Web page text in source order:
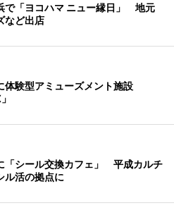
で「ヨコハマ ニュー縁日」 地元
など出店
体験型アミューズメント施設
「シール交換カフェ」 平成カルチ
ル活の拠点に